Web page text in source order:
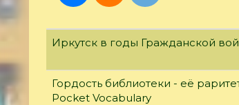
Иркутск в годы Гражданской
Гордость библиотеки - её
Pocket Vocabulary